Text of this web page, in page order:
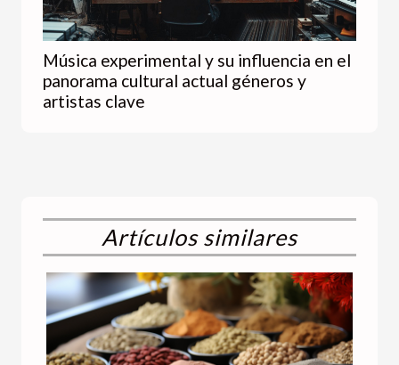
Música experimental y su influencia en el
panorama cultural actual géneros y
artistas clave
Artículos similares